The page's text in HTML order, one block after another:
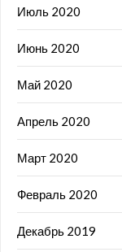
Июль 2020
Июнь 2020
Май 2020
Апрель 2020
Март 2020
Февраль 2020
Декабрь 2019